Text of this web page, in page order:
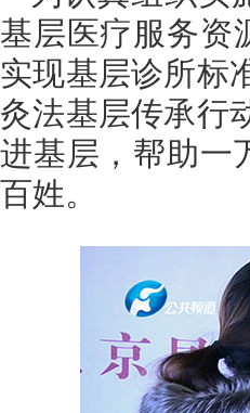
基层医疗服务资
实现基层诊所标
灸法基层传承行
进基层，帮助一
百姓。